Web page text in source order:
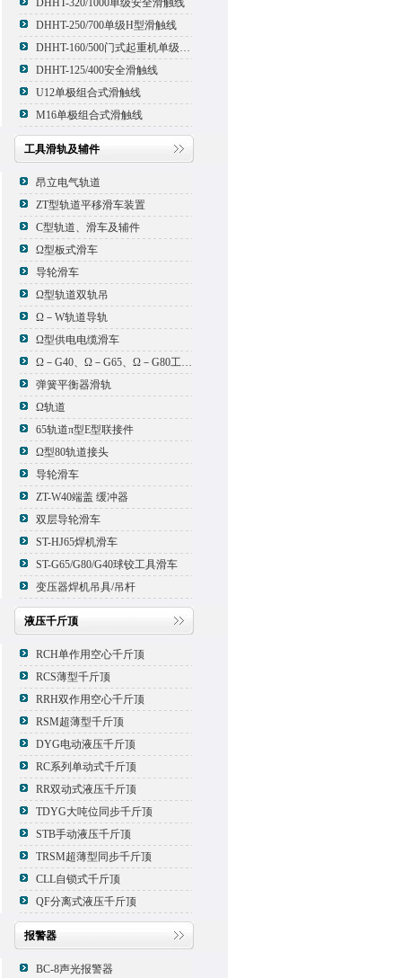
DHHT-320/1000单级安全滑触线
DHHT-250/700单级H型滑触线
DHHT-160/500门式起重机单级组合式滑触线
DHHT-125/400安全滑触线
U12单极组合式滑触线
M16单极组合式滑触线
工具滑轨及辅件
昂立电气轨道
ZT型轨道平移滑车装置
C型轨道、滑车及辅件
Ω型板式滑车
导轮滑车
Ω型轨道双轨吊
Ω－W轨道导轨
Ω型供电电缆滑车
Ω－G40、Ω－G65、Ω－G80工具滑车
弹簧平衡器滑轨
Ω轨道
65轨道π型E型联接件
Ω型80轨道接头
导轮滑车
ZT-W40端盖 缓冲器
双层导轮滑车
ST-HJ65焊机滑车
ST-G65/G80/G40球铰工具滑车
变压器焊机吊具/吊杆
液压千斤顶
RCH单作用空心千斤顶
RCS薄型千斤顶
RRH双作用空心千斤顶
RSM超薄型千斤顶
DYG电动液压千斤顶
RC系列单动式千斤顶
RR双动式液压千斤顶
TDYG大吨位同步千斤顶
STB手动液压千斤顶
TRSM超薄型同步千斤顶
CLL自锁式千斤顶
QF分离式液压千斤顶
报警器
BC-8声光报警器